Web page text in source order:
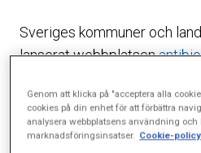
Sveriges kommuner och
lanserat webbplatsen
Syftet är att på ett
när det är bra att använda
inte är det.
Genom att klicka på "acceptera alla
cookies på din enhet för att förbättra
analysera webbplatsens användning och
marknadsföringsinsatser. Cookie-policy